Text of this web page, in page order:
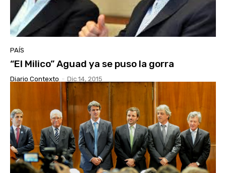
PAÍS
“El Milico” Aguad ya se puso la gorra
Diario Contexto - Dic 14, 2015